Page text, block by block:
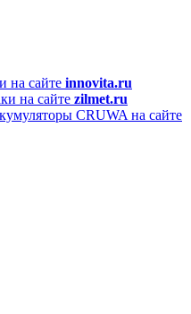
на сайте innovita.ru
на сайте zilmet.ru
CRUWA на сайте